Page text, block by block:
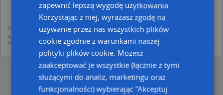
udostępniania danych o firmach partnerom biznesowym operatora (art.
6 ust. 1 lit. f RODO)
Dane pochodzą z publicznych baz CEIDG, GUS, REGON, z firmowych stron www
oraz od podmiotów zewnętrznych.
Więcej informacji dot. RODO:http://regulamin.automapa.pl/odo_przetwarzanie/
zapewnić lepszą wygodę użytkowania.
Korzystając z niej, wyrażasz zgodę na
używanie przez nas wszystkich plików
cookie zgodnie z warunkami naszej
polityki plików cookie. Możesz
zaakceptować je wszystkie (łącznie z tymi
służącymi do analiz, marketingu oraz
funkcjonalności) wybierając "Akceptuj